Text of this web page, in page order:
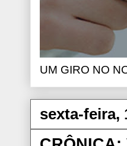
UM GIRO NO
sexta-feira,